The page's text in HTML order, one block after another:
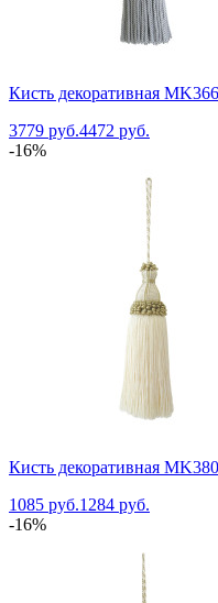
Кисть декоративная
3779 руб.4472 руб.
-16%
Кисть декоративная
1085 руб.1284 руб.
-16%